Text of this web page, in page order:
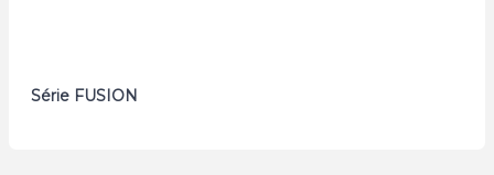
Série FUSION